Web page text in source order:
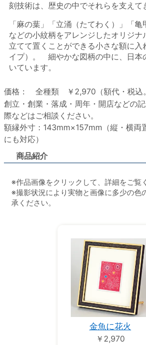
刻技術は、歴史の中でそれらを支えて
「麻の葉」「立涌（たてわく）」「亀
などの小紋柄をアレンジしたオリジナ
立てて置くことができる小さな額に入
イプ）。 細やかな図柄の中に、日本
いています。
価格： 全種類 ￥2,970（額代・税込。
創立・創業・落成・周年・開店などの
際などはご相談ください。
額縁外寸：143mm×157mm（縦・横両
にも対応）
商品紹介
※作品画像をクリックして、詳細をご覧
※撮影状況により実物と画像に多少の色
承ください。
金魚に花火
￥2,970